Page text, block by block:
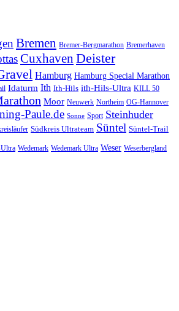
Bremen Bremer-Bergmarathon Bremerhaven
Cuxhaven Deister
Hamburg Hamburg Special Marathon
Idaturm Ith Ith-Hils ith-Hils-Ultra KILL 50
Moor Neuwerk Northeim OG-Hannover
Paule.de Sonne Sport Steinhuder
Südkreis Ultrateam Süntel Süntel-Trail
Wedemark Wedemark Ultra Weser Weserbergland